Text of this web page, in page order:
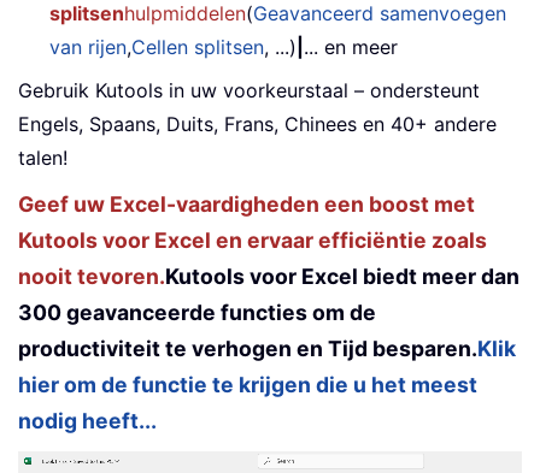
splitsenhulpmiddelen(Geavanceerd samenvoegen
van rijen,Cellen splitsen, ...) ... en meer
Gebruik Kutools in uw voorkeurstaal – ondersteunt
Engels, Spaans, Duits, Frans, Chinees en 40+ andere
talen!
Geef uw Excel-vaardigheden een boost met
Kutools voor Excel en ervaar efficiëntie zoals
nooit tevoren.Kutools voor Excel biedt meer dan
300 geavanceerde functies om de
productiviteit te verhogen en Tijd besparen.Klik
hier om de functie te krijgen die u het meest
nodig heeft...